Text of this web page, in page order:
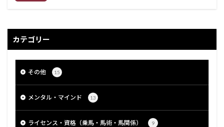
カテゴリー
その他 15
メンタル・マインド 13
ライセンス・資格（乗馬・馬術・馬関係） 9